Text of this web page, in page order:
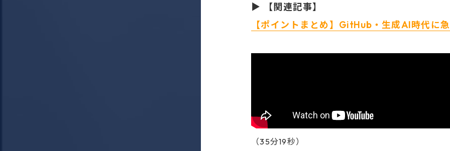
▶︎ 【関連記事】
【ポイントまとめ】GitHub・生成AI時代に
（35分19秒）